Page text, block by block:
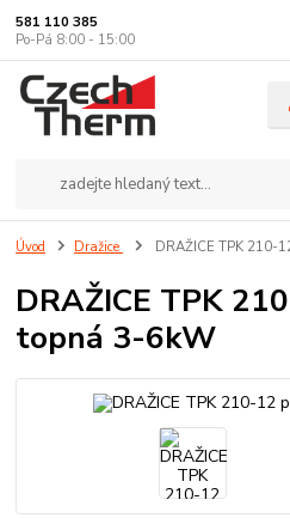
581 110 385
Po-Pá 8:00 - 15:00
Úvod Dražice DRAŽICE TPK 210-
DRAŽICE TPK
topná 3-6kW